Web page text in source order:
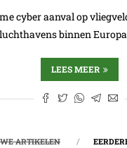
cyber aanval op
binnen
LEES MEER
ARTIKELEN